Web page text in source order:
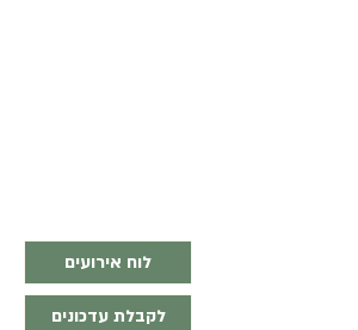
לוח אירועים
לקבלת עדכונים